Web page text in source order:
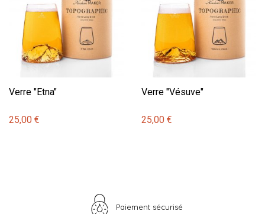
Verre "Etna"
25,00 €
Verre "Vésuve"
25,00 €
Paiement sécurisé